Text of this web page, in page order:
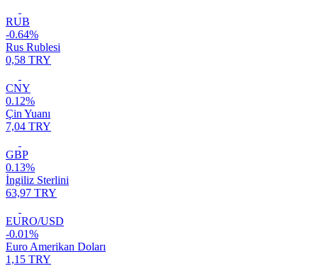
RUB
-0.64%
Rus Rublesi
0,58 TRY
CNY
0.12%
Çin Yuanı
7,04 TRY
GBP
0.13%
İngiliz Sterlini
63,97 TRY
EURO/USD
-0.01%
Euro Amerikan Doları
1,15 TRY